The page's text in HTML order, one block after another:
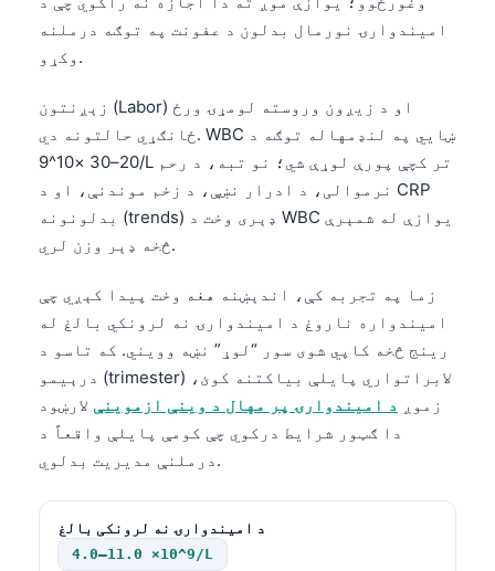
امیندوارۍ نورمال بدلون د عفونت په توګه درملنه
وکړو.
زېږنتون (Labor) او د زیږون وروسته لومړۍ ورځ
ځانګړي حالتونه دي. WBC ښايي په لنډمهاله توګه د
20–30 ×10^9/L تر کچې پورې لوړې شي؛ نو تبه، د رحم
نرموالی، د ادرار نښې، د زخم موندنې، او د CRP
بدلونونه (trends) ډېری وخت د WBC یوازې له شمېرې
څخه ډېر وزن لري.
زما په تجربه کې، اندېښنه هغه وخت پیدا کېږي چې
امیندواره ناروغ د امیندوارۍ نه لرونکي بالغ له
رینج څخه کاپي شوی سور “لوړ” نښه وویني. که تاسو د
درېیمو (trimester) لابراتواري پایلې بیاکتنه کوئ،
زموږ د امیندوارۍ پر مهال د وینې ازموینې لارښود
دا ګټور شرایط درکوي چې کومې پایلې واقعاً د
درملنې مدیریت بدلوي.
د امیندوارۍ نه لرونکی بالغ
4.0–11.0 ×10^9/L